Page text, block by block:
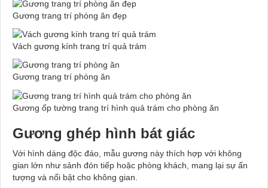
Gương trang trí phòng ăn đẹp
Vách gương kính trang trí quả trám
Gương trang trí phòng ăn
Gương ốp tường trang trí hình quả trám cho phòng ăn
Gương ghép hình bát giác
Với hình dáng độc đáo, mẫu gương này thích hợp với không
gian lớn như sảnh đón tiếp hoặc phòng khách, mang lại sự ấn
tượng và nổi bật cho không gian.